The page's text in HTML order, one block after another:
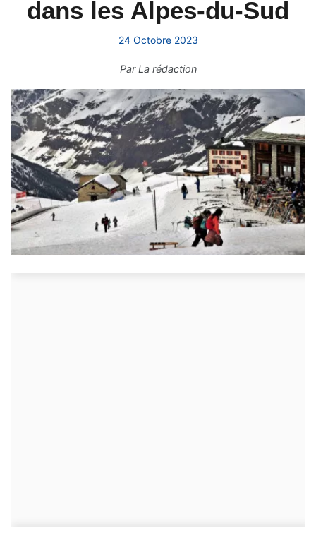
dans les Alpes-du-Sud
24 Octobre 2023
ParLa rédaction